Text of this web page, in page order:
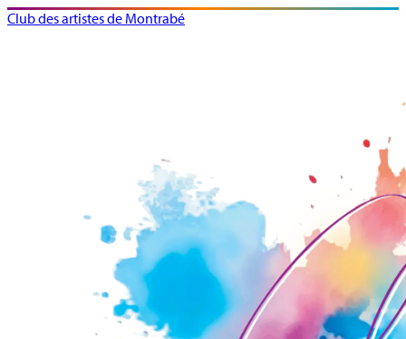
Club des artistes de Montrabé